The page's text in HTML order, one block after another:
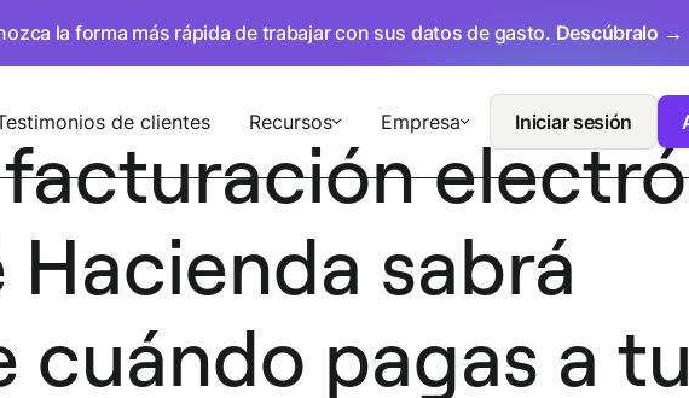
la forma más rápida de trabajar con sus datos de gasto. Descúbralo →
de clientes Recursos Empresa Iniciar sesión
Hacienda sabrá
cuándo pagas a